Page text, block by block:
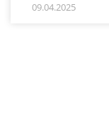
09.04.2025